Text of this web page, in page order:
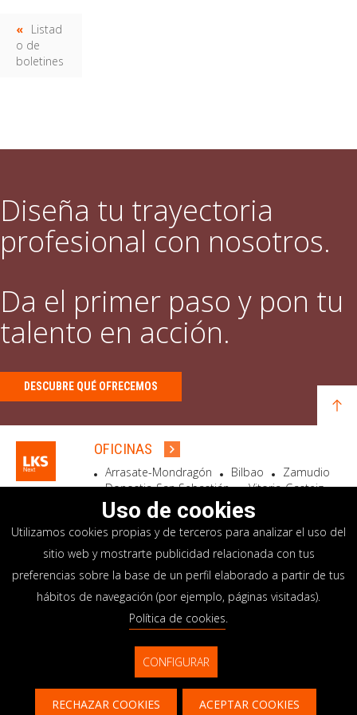
Listad
o de
boletines
Diseña tu trayectoria
profesional con nosotros.
Da el primer paso y pon tu
talento en acción.
DESCUBRE QUÉ OFRECEMOS
OFICINAS
Arrasate-Mondragón Bilbao
Zamudio
Donostia-San Sebastián
Vitoria-Gasteiz
Madrid
El Astillero Bidart
SEDE SOCIAL
Goiru, 7 Arrasate-Mondragón
CP 20500 GIPUZKOA – SPAIN
+34 900 84 14 14
info@lksnext.com
Aviso legal
Portal de privacidad
Política de cookies
Sistema interno información
Uso de cookies
Utilizamos cookies propias y de terceros para analizar el uso del
sitio web y mostrarte publicidad relacionada con tus
preferencias sobre la base de un perfil elaborado a partir de tus
hábitos de navegación (por ejemplo, páginas visitadas).
Política de cookies.
CONFIGURAR
RECHAZAR COOKIES ACEPTAR COOKIES